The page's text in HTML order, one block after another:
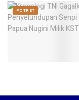
POTRET